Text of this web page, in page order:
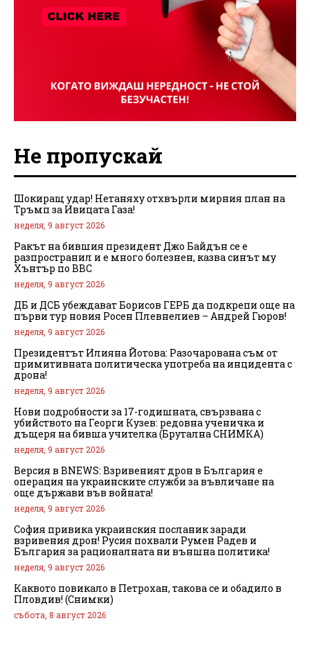
Не пропускай
Шокиращ удар! Нетаняху отхвърли мирния план на
Тръмп за Ивицата Газа!
неделя, 9 август 2026
Ракът на бившия президент Джо Байдън се е
разпространил и е много болезнен, казва синът му
Хънтър по BBC
неделя, 9 август 2026
ДБ и ДСБ убеждават Борисов ГЕРБ да подкрепи още на
първи тур новия Росен Плевнелиев – Андрей Гюров!
неделя, 9 август 2026
Президентът Илияна Йотова: Разочарована съм от
примитивната политическа употреба на инцидента с
дрона!
неделя, 9 август 2026
Нови подробности за 17-годишната, свързвана с
убийството на Георги Кузев: редовна ученичка и
дъщеря на бивша учителка (Брутална СНИМКА)
неделя, 9 август 2026
Версия в BNEWS: Взривеният дрон в България е
операция на украинските служби за въвличане на
още държави във войната!
неделя, 9 август 2026
София привика украинския посланик заради
взривения дрон! Русия похвали Румен Радев и
България за рационалната ни външна политика!
неделя, 9 август 2026
Каквото повикало в Петрохан, такова се и обадило в
Пловдив! (Снимки)
събота, 8 август 2026